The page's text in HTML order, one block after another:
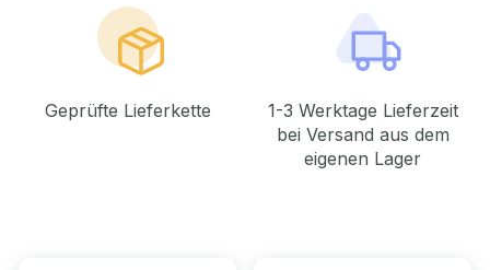
Geprüfte Lieferkette
1-3 Werktage Lieferzeit
bei Versand aus dem
eigenen Lager